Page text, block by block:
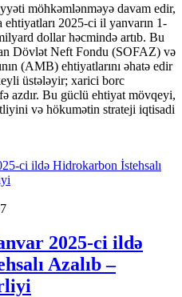
möhkəmlənməyə davam edir,
2025-ci il yanvarın 1-
dollar həcmində artıb. Bu
Dövlət Neft Fondu (SOFAZ) və
(AMB) ehtiyatlarını əhatə edir
üstələyir; xarici borc
azdır. Bu güclü ehtiyat mövqeyi,
və hökumətin strateji iqtisadi
2025-ci ildə
Azalıb –